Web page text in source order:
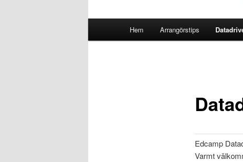
Hem Arrangörstips
Edcamp
Varmt